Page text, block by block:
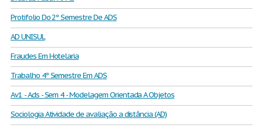
Protifolio Do 2º Semestre De ADS
AD UNISUL
Fraudes Em Hotelaria
Trabalho 4º Semestre Em ADS
Av1 - Ads - Sem 4 - Modelagem Orientada A Objetos
Sociologia Atividade de avaliação a distância (AD)